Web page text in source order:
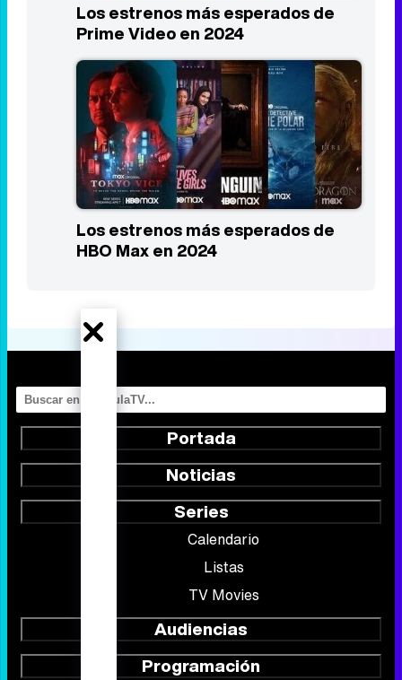
Los estrenos más esperados de
Prime Video en 2024
Los estrenos más esperados de
HBO Max en 2024
Portada
Noticias
Series
Calendario
Listas
TV Movies
Audiencias
Programación